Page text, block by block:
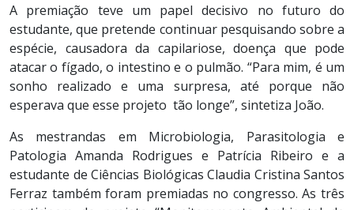
A premiação teve um papel decisivo no futuro do
estudante, que pretende continuar pesquisando sobre a
espécie, causadora da capilariose, doença que pode
atacar o fígado, o intestino e o pulmão. “Para mim, é um
sonho realizado e uma surpresa, até porque não
esperava que esse projeto tão longe”, sintetiza João.
As mestrandas em Microbiologia, Parasitologia e
Patologia Amanda Rodrigues e Patrícia Ribeiro e a
estudante de Ciências Biológicas Claudia Cristina Santos
Ferraz também foram premiadas no congresso. As três